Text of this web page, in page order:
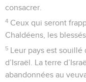
consacrer.
4 Ceux qui seront
Chaldéens, les
5 Leur pays est souillé
d’Israël. La terre
abandonnées au